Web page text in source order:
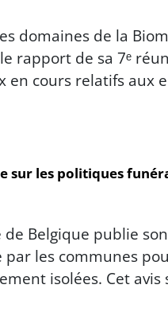
domaines de la
rapport de sa 7ᵉ
en cours relatifs aux
sur les politiques
Belgique publie son
les communes
isolées. Cet avis